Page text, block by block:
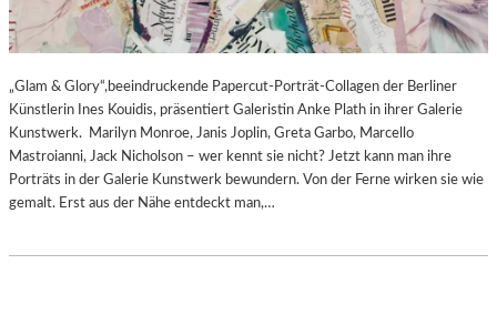
„Glam & Glory“,beeindruckende Papercut-Porträt-Collagen der Berliner
Künstlerin Ines Kouidis, präsentiert Galeristin Anke Plath in ihrer Galerie
Kunstwerk. Marilyn Monroe, Janis Joplin, Greta Garbo, Marcello
Mastroianni, Jack Nicholson – wer kennt sie nicht? Jetzt kann man ihre
Porträts in der Galerie Kunstwerk bewundern. Von der Ferne wirken sie wie
gemalt. Erst aus der Nähe entdeckt man,…